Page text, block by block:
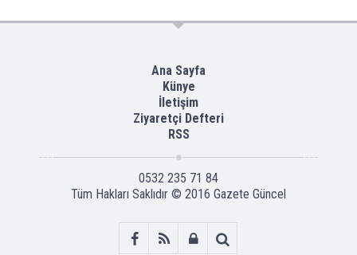
Ana Sayfa
Künye
İletişim
Ziyaretçi Defteri
RSS
0532 235 71 84
Tüm Hakları Saklıdır © 2016 Gazete Güncel